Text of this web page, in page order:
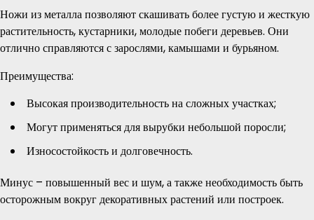
Ножи из металла позволяют скашивать более густую и жесткую
растительность, кустарники, молодые побеги деревьев. Они
отлично справляются с зарослями, камышами и бурьяном.
Преимущества:
Высокая производительность на сложных участках;
Могут применяться для вырубки небольшой поросли;
Износостойкость и долговечность.
Минус – повышенный вес и шум, а также необходимость быть
осторожным вокруг декоративных растений или построек.